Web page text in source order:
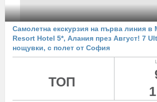
Самолетна екскурзия на първа линия в
Resort Hotel 5*, Алания през Август! 7
нощувки, с полет от София
ТОП